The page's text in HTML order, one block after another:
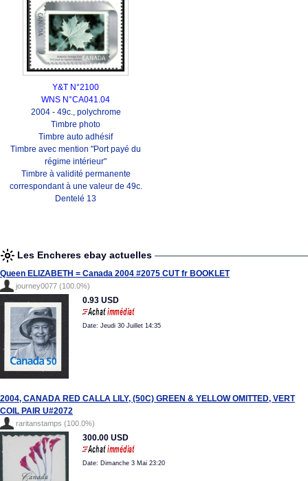
Y&T N°2100
WNS N°CA041.04
2004 - 49c., polychrome
Timbre photo
Timbre auto adhésif
Timbre avec mention "Port payé du
régime intérieur"
Timbre à validité permanente
correspondant à une valeur de 49c.
Dentelé 13
Les Encheres ebay actuelles
Queen ELIZABETH = Canada 2004 #2075 CUT fr BOOKLET
journey0077 (100.0%)
0.93 USD
Date: Jeudi 30 Juillet 14:35
2004, CANADA RED CALLA LILY, (50C) GREEN & YELLOW OMITTED, VERT
COIL PAIR U#2072
raritanstamps (100.0%)
300.00 USD
Date: Dimanche 3 Mai 23:20